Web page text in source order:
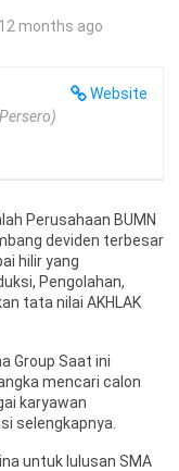
months ago
Website
Perusahaan BUMN
deviden terbesar
hilir yang
Pengolahan,
tata nilai AKHLAK
Group Saat ini
mencari calon
karyawan
selengkapnya.
untuk lulusan SMA